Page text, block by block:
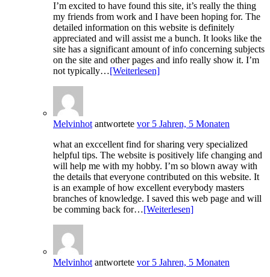
I’m excited to have found this site, it’s really the thing
my friends from work and I have been hoping for. The
detailed information on this website is definitely
appreciated and will assist me a bunch. It looks like the
site has a significant amount of info concerning subjects
on the site and other pages and info really show it. I’m
not typically…[Weiterlesen]
Melvinhotantwortete vor 5 Jahren, 5 Monaten
what an exccellent find for sharing very specialized
helpful tips. The website is positively life changing and
will help me with my hobby. I’m so blown away with
the details that everyone contributed on this website. It
is an example of how excellent everybody masters
branches of knowledge. I saved this web page and will
be comming back for…[Weiterlesen]
Melvinhotantwortete vor 5 Jahren, 5 Monaten